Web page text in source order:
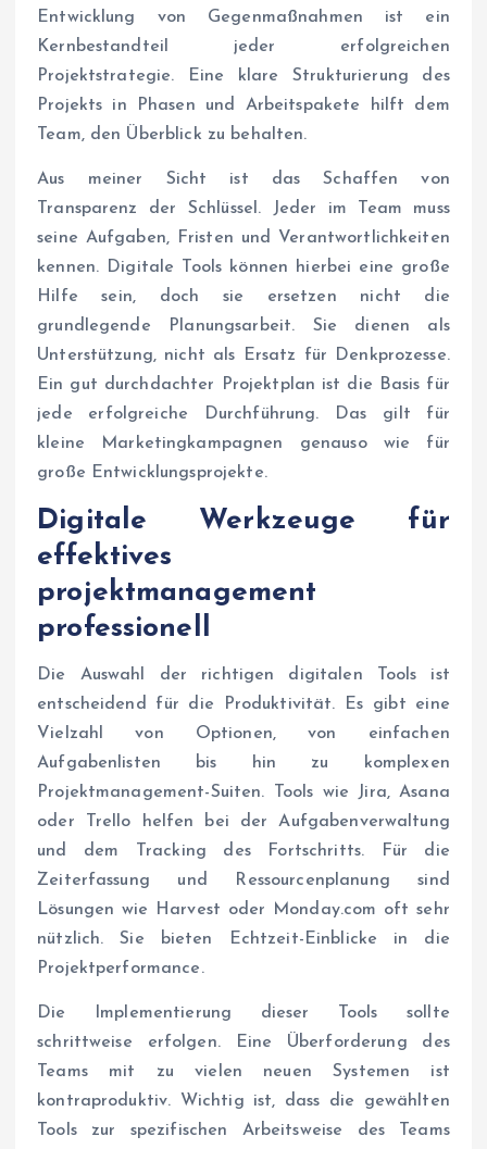
Entwicklung von Gegenmaßnahmen ist ein
Kernbestandteil jeder erfolgreichen
Projektstrategie. Eine klare Strukturierung des
Projekts in Phasen und Arbeitspakete hilft dem
Team, den Überblick zu behalten.
Aus meiner Sicht ist das Schaffen von
Transparenz der Schlüssel. Jeder im Team muss
seine Aufgaben, Fristen und Verantwortlichkeiten
kennen. Digitale Tools können hierbei eine große
Hilfe sein, doch sie ersetzen nicht die
grundlegende Planungsarbeit. Sie dienen als
Unterstützung, nicht als Ersatz für Denkprozesse.
Ein gut durchdachter Projektplan ist die Basis für
jede erfolgreiche Durchführung. Das gilt für
kleine Marketingkampagnen genauso wie für
große Entwicklungsprojekte.
Digitale Werkzeuge für
effektives
projektmanagement
professionell
Die Auswahl der richtigen digitalen Tools ist
entscheidend für die Produktivität. Es gibt eine
Vielzahl von Optionen, von einfachen
Aufgabenlisten bis hin zu komplexen
Projektmanagement-Suiten. Tools wie Jira, Asana
oder Trello helfen bei der Aufgabenverwaltung
und dem Tracking des Fortschritts. Für die
Zeiterfassung und Ressourcenplanung sind
Lösungen wie Harvest oder Monday.com oft sehr
nützlich. Sie bieten Echtzeit-Einblicke in die
Projektperformance.
Die Implementierung dieser Tools sollte
schrittweise erfolgen. Eine Überforderung des
Teams mit zu vielen neuen Systemen ist
kontraproduktiv. Wichtig ist, dass die gewählten
Tools zur spezifischen Arbeitsweise des Teams